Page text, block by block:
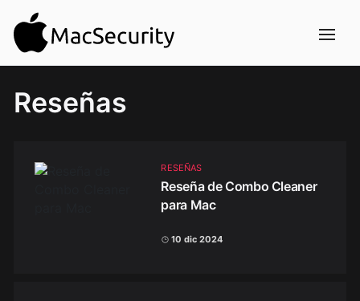
Reseñas
RESEÑAS
Reseña de Combo Cleaner
para Mac
10 dic 2024